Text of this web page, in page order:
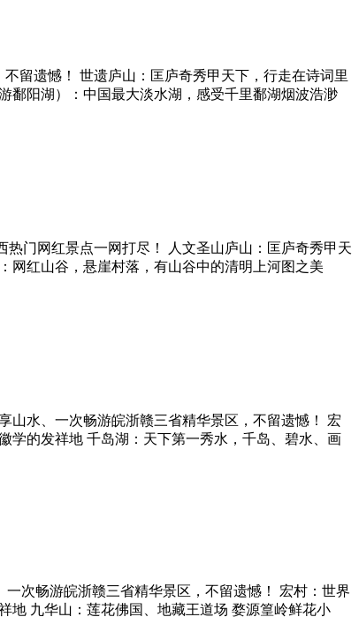
留遗憾！ 世遗庐山：匡庐奇秀甲天下，行走在诗词里
鄱阳湖）：中国最大淡水湖，感受千里鄱湖烟波浩渺
热门网红景点一网打尽！ 人文圣山庐山：匡庐奇秀甲天
网红山谷，悬崖村落，有山谷中的清明上河图之美
山水、一次畅游皖浙赣三省精华景区，不留遗憾！ 宏
学的发祥地 千岛湖：天下第一秀水，千岛、碧水、画
一次畅游皖浙赣三省精华景区，不留遗憾！ 宏村：世界
地 九华山：莲花佛国、地藏王道场 婺源篁岭鲜花小